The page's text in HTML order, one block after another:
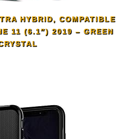
HYBRID, COMPATIBLE
11 (6.1″) 2019 – GREEN